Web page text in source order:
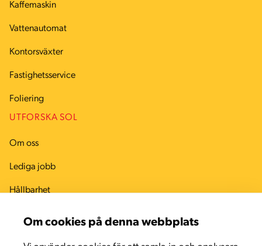
Om cookies på denna webbplats
Kaffemaskin
Vattenautomat
Kontorsväxter
Fastighetsservice
Foliering
UTFORSKA SOL
Om oss
Lediga jobb
Hållbarhet